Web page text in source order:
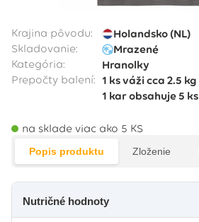
Krajina pôvodu:
Holandsko (NL)
Skladovanie:
Mrazené
Kategória:
Hranolky
Prepočty balení: 1 ksváži cca 2.5 kg
1 karobsahuje5 ks
na sklade viac ako 5 KS
Popis produktu Zloženie
Nutričné hodnoty